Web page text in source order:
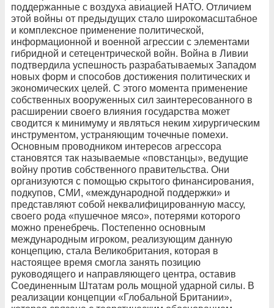
поддержанные с воздуха авиацией НАТО. Отличием
этой войны от предыдущих стало широкомасштабное
и комплексное применение политической,
информационной и военной агрессии с элементами
гибридной и сетецентрической войн. Война в Ливии
подтвердила успешность разрабатываемых Западом
новых форм и способов достижения политических и
экономических целей. С этого момента применение
собственных вооруженных сил заинтересованного в
расширении своего влияния государства может
сводится к минимуму и являться неким хирургическим
инструментом, устраняющим точечные помехи.
Основным проводником интересов агрессора
становятся так называемые «повстанцы», ведущие
войну против собственного правительства. Они
организуются с помощью скрытого финансирования,
подкупов, СМИ, «международной поддержки» и
представляют собой неквалифицированную массу,
своего рода «пушечное мясо», потерями которого
можно пренебречь. Постепенно основным
международным игроком, реализующим данную
концепцию, стала Великобритания, которая в
настоящее время смогла занять позицию
руководящего и направляющего центра, оставив
Соединенным Штатам роль мощной ударной силы. В
реализации концепции «Глобальной Британии»,